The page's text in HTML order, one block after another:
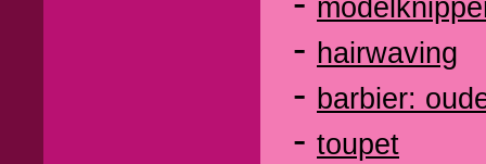
- hairwaving
- barbier:
- toupet